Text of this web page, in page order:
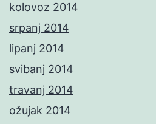
kolovoz 2014
srpanj 2014
lipanj 2014
svibanj 2014
travanj 2014
ožujak 2014